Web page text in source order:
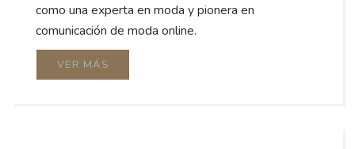
como una experta en moda y pionera en
comunicación de moda online.
VER MÁS